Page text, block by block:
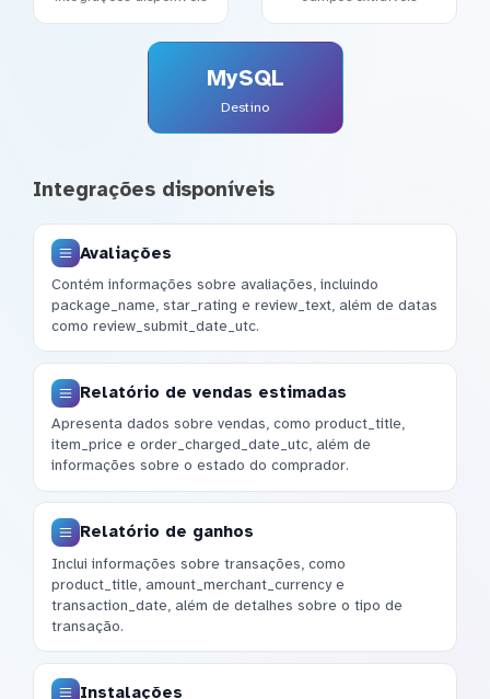
MySQL
Destino
Integrações disponíveis
Avaliações
Contém informações sobre avaliações, incluindo
package_name, star_rating e review_text, além de datas
como review_submit_date_utc.
Relatório de vendas estimadas
Apresenta dados sobre vendas, como product_title,
item_price e order_charged_date_utc, além de
informações sobre o estado do comprador.
Relatório de ganhos
Inclui informações sobre transações, como
product_title, amount_merchant_currency e
transaction_date, além de detalhes sobre o tipo de
transação.
Instalações